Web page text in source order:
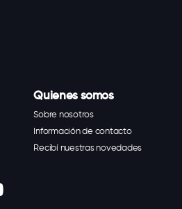
Quienes somos
Sobre nosotros
Información de contacto
Recibí nuestras novedades